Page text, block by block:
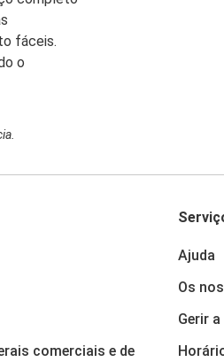
fáceis.
o
comerciais e de
Ajuda
Os
Gerir